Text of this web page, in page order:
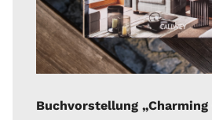
Buchvorstellung